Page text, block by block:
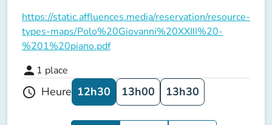
https://static.affluences.media/reservation/resource-
types-maps/Polo%20Giovanni%20XXIII%20-
%201%20piano.pdf
person 1 place
schedule Heure 12h30 13h00 13h30